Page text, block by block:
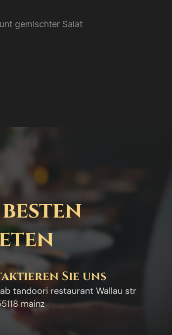
gemischter Salat
Sie uns
tandoori restaurant Wallau str
mainz